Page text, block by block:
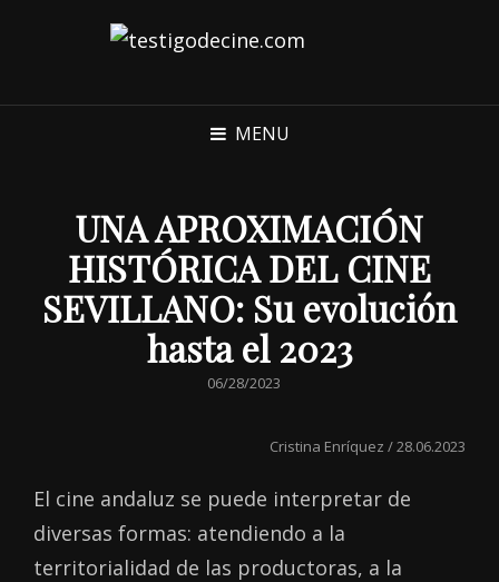
MENU
UNA APROXIMACIÓN
HISTÓRICA DEL CINE
SEVILLANO: Su evolución
hasta el 2023
POSTED
06/28/2023
Cristina Enríquez / 28.06.2023
El cine andaluz se puede interpretar de
diversas formas: atendiendo a la
territorialidad de las productoras, a la